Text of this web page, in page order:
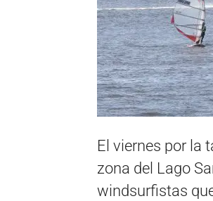
El viernes por la
zona del Lago
windsurfistas